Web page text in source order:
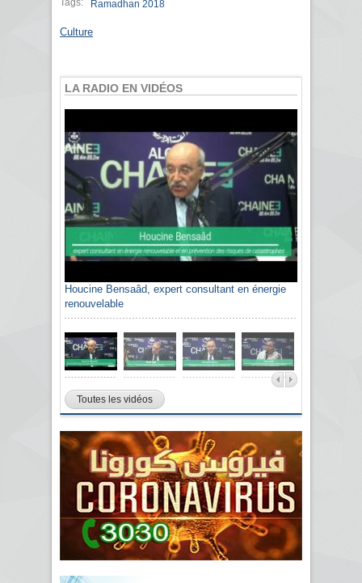
Ramadhan 2018
Culture
LA RADIO EN VIDÉOS
Houcine Bensaâd, expert consultant en énergie
renouvelable
Toutes les vidéos